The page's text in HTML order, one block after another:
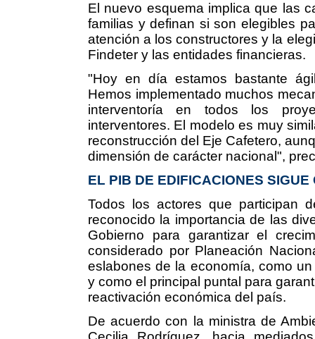
El nuevo esquema implica que las
familias y definan si son elegibles
atención a los constructores y la
Findeter y las entidades financieras.
"Hoy en día estamos bastante
Hemos implementado muchos
interventoría en todos los
interventores. El modelo es muy
reconstrucción del Eje Cafetero,
dimensión de carácter nacional",
EL PIB DE EDIFICACIONES SIGUE
Todos los actores que participan
reconocido la importancia de las
Gobierno para garantizar el
considerado por Planeación
eslabones de la economía, como
y como el principal puntal para
reactivación económica del país.
De acuerdo con la ministra de